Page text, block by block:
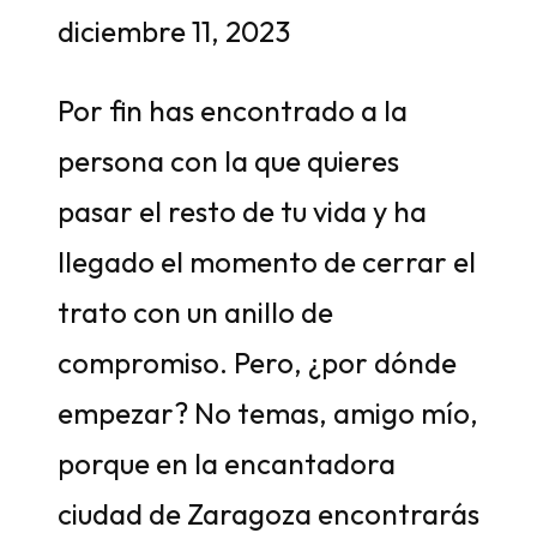
diciembre 11, 2023
Por fin has encontrado a la
persona con la que quieres
pasar el resto de tu vida y ha
llegado el momento de cerrar el
trato con un anillo de
compromiso. Pero, ¿por dónde
empezar? No temas, amigo mío,
porque en la encantadora
ciudad de Zaragoza encontrarás